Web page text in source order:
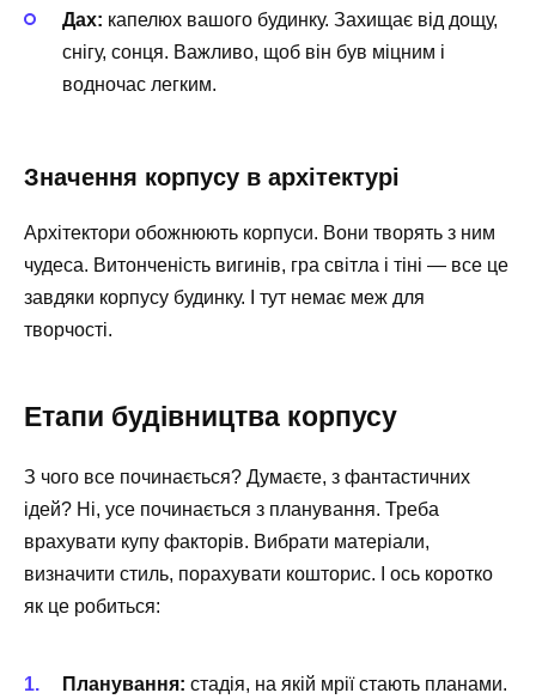
Дах: капелюх вашого будинку. Захищає від дощу,
снігу, сонця. Важливо, щоб він був міцним і
водночас легким.
Значення корпусу в архітектурі
Архітектори обожнюють корпуси. Вони творять з ним
чудеса. Витонченість вигинів, гра світла і тіні — все це
завдяки корпусу будинку. І тут немає меж для
творчості.
Етапи будівництва корпусу
З чого все починається? Думаєте, з фантастичних
ідей? Ні, усе починається з планування. Треба
врахувати купу факторів. Вибрати матеріали,
визначити стиль, порахувати кошторис. І ось коротко
як це робиться:
Планування: стадія, на якій мрії стають планами.